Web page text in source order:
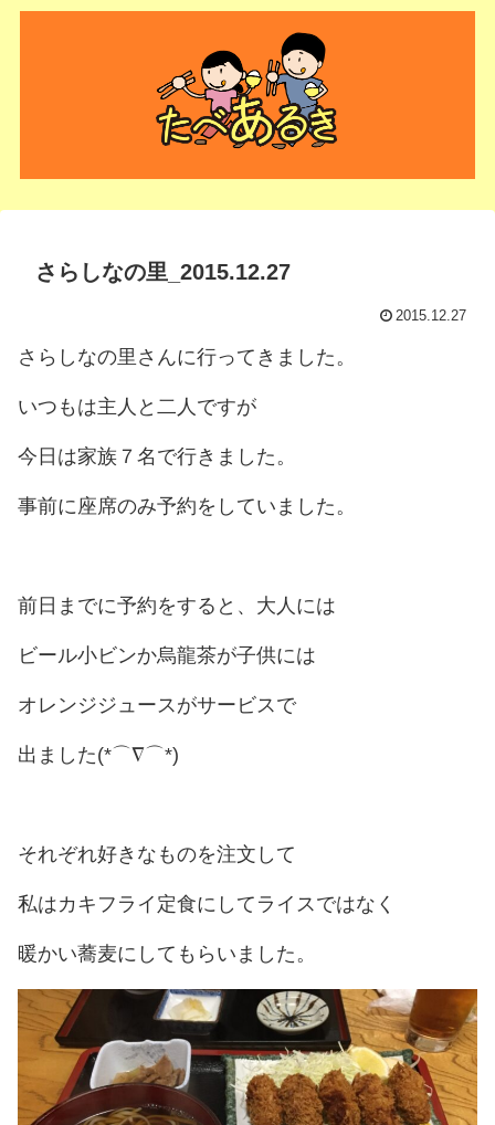
さらしなの里_2015.12.27
2015.12.27
さらしなの里さんに行ってきました。
いつもは主人と二人ですが
今日は家族７名で行きました。
事前に座席のみ予約をしていました。
前日までに予約をすると、大人には
ビール小ビンか烏龍茶が子供には
オレンジジュースがサービスで
出ました(*⌒∇⌒*)
それぞれ好きなものを注文して
私はカキフライ定食にしてライスではなく
暖かい蕎麦にしてもらいました。